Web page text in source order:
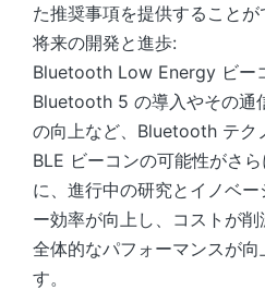
た推奨事項を提供することが
将来の開発と進歩:
Bluetooth Low Energy ビー
Bluetooth 5 の導入やその通
の向上など、Bluetooth テク
BLE ビーコンの可能性がさ
に、進行中の研究とイノベ
ー効率が向上し、コストが
全体的なパフォーマンスが
す。